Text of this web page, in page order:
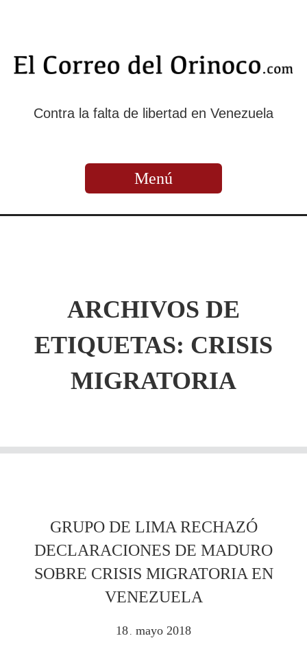
Contra la falta de libertad en Venezuela
Menú
ARCHIVOS DE
ETIQUETAS: CRISIS
MIGRATORIA
GRUPO DE LIMA RECHAZÓ
DECLARACIONES DE MADURO
SOBRE CRISIS MIGRATORIA EN
VENEZUELA
18 . mayo 2018